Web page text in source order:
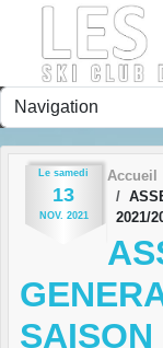
Le samedi
13
NOV. 2021
Accueil
2021/
Panneau de